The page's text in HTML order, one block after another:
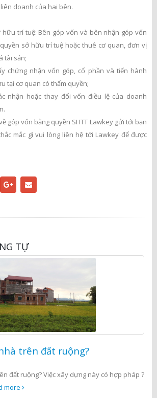
doanh của hai bên.
trí tuệ: Bên góp vốn và bên nhận góp vốn
sở hữu trí tuệ hoặc thuê cơ quan, đơn vị
tài sản;
chứng nhận vốn góp, cổ phần và tiến hành
tại cơ quan có thẩm quyền;
nhận hoặc thay đổi vốn điều lệ của doanh
góp vốn bằng quyền SHTT Lawkey gửi tới bạn
mắc gì vui lòng liên hệ tới Lawkey để được
TỰ
đất ruộng?
Việc xây dựng này có hợp pháp ?
Kết hôn